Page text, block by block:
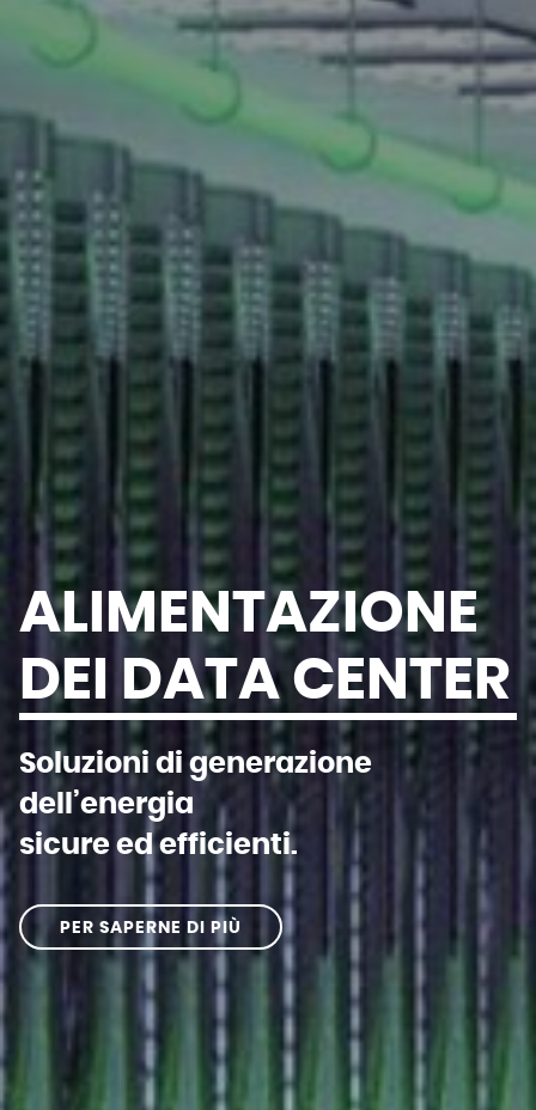
ALIMENTAZIONE
DEI DATA CENTER
Soluzioni di generazione
dell’energia
sicure ed efficienti.
PER SAPERNE DI PIÙ